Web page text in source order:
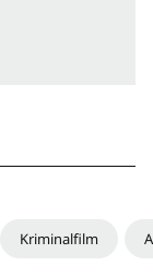
Kriminalfilm